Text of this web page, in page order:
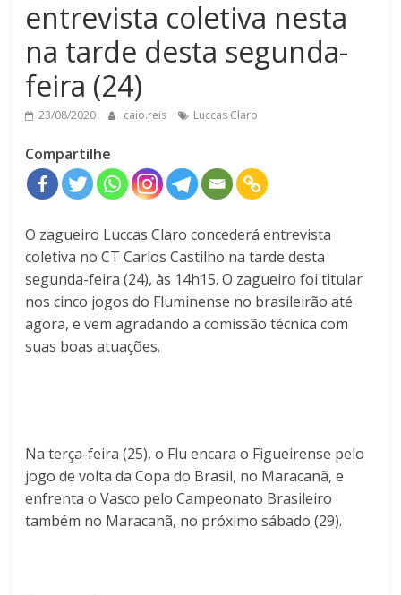
entrevista coletiva nesta
na tarde desta segunda-
feira (24)
23/08/2020 caio.reis Luccas Claro
Compartilhe
O zagueiro Luccas Claro concederá entrevista
coletiva no CT Carlos Castilho na tarde desta
segunda-feira (24), às 14h15. O zagueiro foi titular
nos cinco jogos do Fluminense no brasileirão até
agora, e vem agradando a comissão técnica com
suas boas atuações.
Na terça-feira (25), o Flu encara o Figueirense pelo
jogo de volta da Copa do Brasil, no Maracanã, e
enfrenta o Vasco pelo Campeonato Brasileiro
também no Maracanã, no próximo sábado (29).